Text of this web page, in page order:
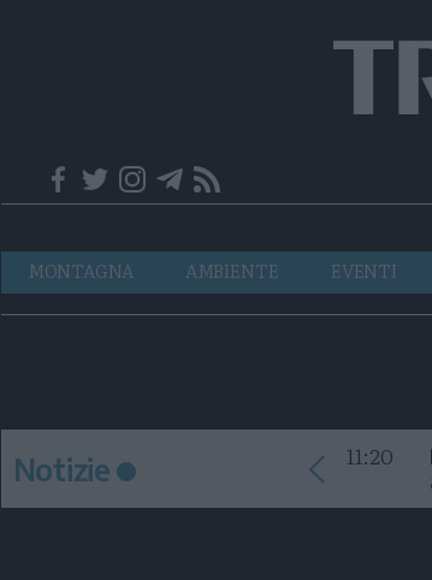
Navigazione
principale
MONTAGNA AMBIENTE EVENTI
Notizie 11:20